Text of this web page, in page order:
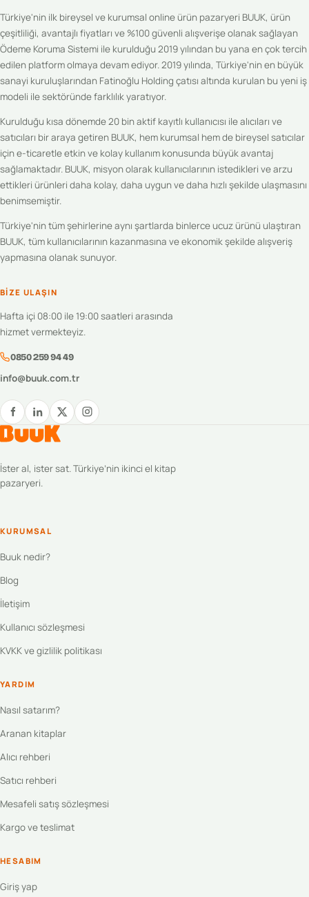
Türkiye'nin ilk bireysel ve kurumsal online ürün pazaryeri BUUK, ürün
çeşitliliği, avantajlı fiyatları ve %100 güvenli alışverişe olanak sağlayan
Ödeme Koruma Sistemi ile kurulduğu 2019 yılından bu yana en çok tercih
edilen platform olmaya devam ediyor. 2019 yılında, Türkiye'nin en büyük
sanayi kuruluşlarından Fatinoğlu Holding çatısı altında kurulan bu yeni iş
modeli ile sektöründe farklılık yaratıyor.
Kurulduğu kısa dönemde 20 bin aktif kayıtlı kullanıcısı ile alıcıları ve
satıcıları bir araya getiren BUUK, hem kurumsal hem de bireysel satıcılar
için e-ticaretle etkin ve kolay kullanım konusunda büyük avantaj
sağlamaktadır. BUUK, misyon olarak kullanıcılarının istedikleri ve arzu
ettikleri ürünleri daha kolay, daha uygun ve daha hızlı şekilde ulaşmasını
benimsemiştir.
Türkiye'nin tüm şehirlerine aynı şartlarda binlerce ucuz ürünü ulaştıran
BUUK, tüm kullanıcılarının kazanmasına ve ekonomik şekilde alışveriş
yapmasına olanak sunuyor.
BIZE ULAŞIN
Hafta içi 08:00 ile 19:00 saatleri arasında
hizmet vermekteyiz.
0850 259 94 49
info@buuk.com.tr
İster al, ister sat. Türkiye’nin ikinci el kitap
pazaryeri.
KURUMSAL
Buuk nedir?
Blog
İletişim
Kullanıcı sözleşmesi
KVKK ve gizlilik politikası
YARDIM
Nasıl satarım?
Aranan kitaplar
Alıcı rehberi
Satıcı rehberi
Mesafeli satış sözleşmesi
Kargo ve teslimat
HESABIM
Giriş yap